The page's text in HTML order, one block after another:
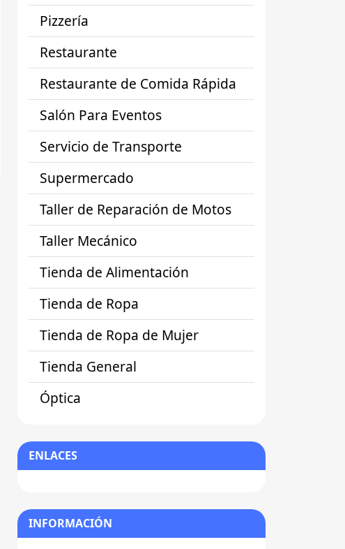
Pizzería
Restaurante
Restaurante de Comida Rápida
Salón Para Eventos
Servicio de Transporte
Supermercado
Taller de Reparación de Motos
Taller Mecánico
Tienda de Alimentación
Tienda de Ropa
Tienda de Ropa de Mujer
Tienda General
Óptica
ENLACES
INFORMACIÓN